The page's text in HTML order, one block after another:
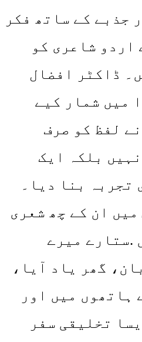
جذبے کے ساتھ فکر
اردو شاعری کو
ڈاکٹر افضال
میں شمار کیے
لفظ کو صرف
بلکہ ایک
تجربہ بنا دیا۔
ان کے چھ شعری
.ستارے میرے
گھر یاد آیا،
ہاتھوں میں اور
تخلیقی سفر